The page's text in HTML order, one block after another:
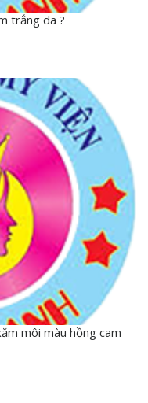
trắng da ?
môi màu hồng cam